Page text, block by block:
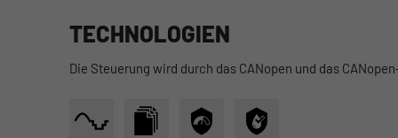
TECHNOLOGIEN
Die Steuerung wird durch das CANopen und das